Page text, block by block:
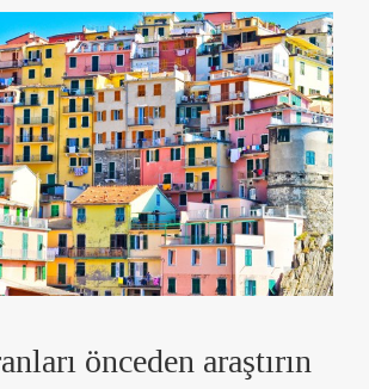
önceden araştırın